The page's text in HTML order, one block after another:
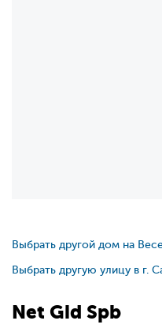
Выбрать другой дом на
Выбрать другую улицу в г.
Net Gid Spb